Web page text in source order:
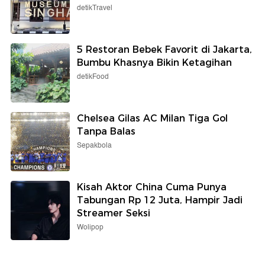
detikTravel
5 Restoran Bebek Favorit di Jakarta,
Bumbu Khasnya Bikin Ketagihan
detikFood
Chelsea Gilas AC Milan Tiga Gol
Tanpa Balas
Sepakbola
Kisah Aktor China Cuma Punya
Tabungan Rp 12 Juta, Hampir Jadi
Streamer Seksi
Wolipop